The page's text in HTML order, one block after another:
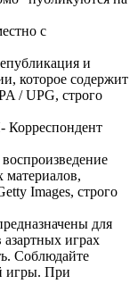
с
и
которое содержит
/ UPG, строго
Корреспондент
материалов,
Images, строго
для
играх
Соблюдайте
игры. При